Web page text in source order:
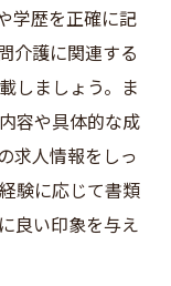
学歴を正確に記
介護に関連する
しましょう。ま
容や具体的な成
求人情報をしっ
験に応じて書類
良い印象を与え